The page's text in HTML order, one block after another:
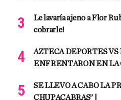
Le lavaría ajeno a Flor
cobrarle!
AZTECA DEPORTES VS
ENFRENTARON EN LA
SE LLEVO A CABO LA
CHUPACABRAS” |